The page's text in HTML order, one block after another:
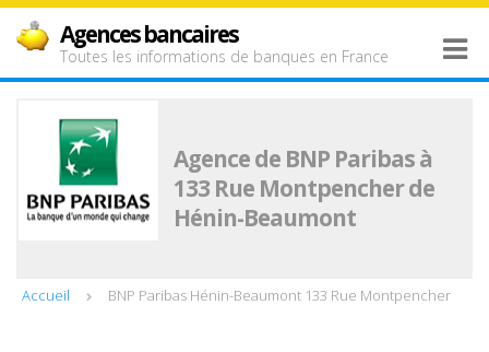
Agences bancaires
Toutes les informations de banques en France
Agence de BNP Paribas à
133 Rue Montpencher de
Hénin-Beaumont
Accueil BNP Paribas Hénin-Beaumont 133 Rue Montpencher